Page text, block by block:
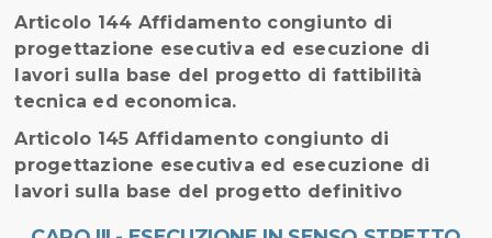
Articolo 144 Affidamento congiunto di
progettazione esecutiva ed esecuzione di
lavori sulla base del progetto di fattibilità
tecnica ed economica.
Articolo 145 Affidamento congiunto di
progettazione esecutiva ed esecuzione di
lavori sulla base del progetto definitivo